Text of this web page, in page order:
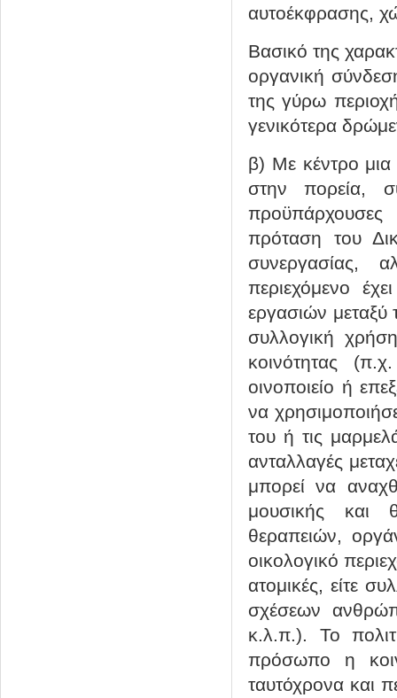
αυτοέκφρασης,
Βασικό της
οργανική
της γύρω
γενικότερα
β) Με κέντρο μια
στην πορεία,
πρόταση του
συνεργασίας,
περιεχόμενο
εργασιών
συλλογική
κοινότητας
οινοποιείο ή
να
του ή τις
ανταλλαγές
μπορεί να
μουσικής και
θεραπειών,
οικολογικό
ατομικές, είτε
σχέσεων
κ.λ.π.). Το
πρόσωπο η
ταυτόχρονα και